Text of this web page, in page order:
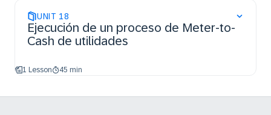
UNIT 18
Ejecución de un proceso de Meter-to-
Cash de utilidades
1 Lesson 45 min